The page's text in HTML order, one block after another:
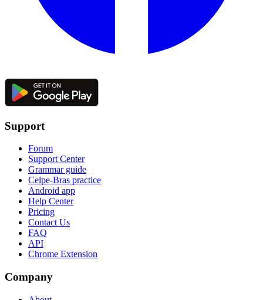
Support
Forum
Support Center
Grammar guide
Celpe-Bras practice
Android app
Help Center
Pricing
Contact Us
FAQ
API
Chrome Extension
Company